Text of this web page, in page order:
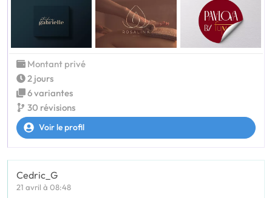
Montant privé
2 jours
6 variantes
30 révisions
Voir le profil
Cedric_G
21 avril à 08:48